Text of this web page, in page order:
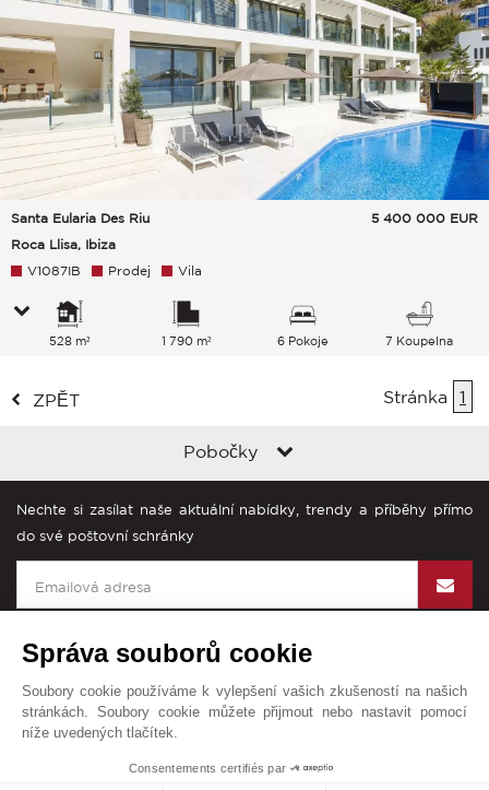
Santa Eularia Des Riu
Roca Llisa, Ibiza
5 400 000 EUR
V1087IB Prodej Vila
528 m² 1 790 m² 6 Pokoje 7 Koupelna
ZPĚT Stránka 1
Pobočky
Nechte si zasílat naše aktuální nabídky, trendy a příběhy přímo
do své poštovní schránky
John Taylor na světě
Všeobecné obchodní podmínky
Správa souborů cookie
Soubory cookie používáme k vylepšení vašich zkušeností na našich
stránkách. Soubory cookie můžete přijmout nebo nastavit pomocí
níže uvedených tlačítek.
Consentements certifiés par